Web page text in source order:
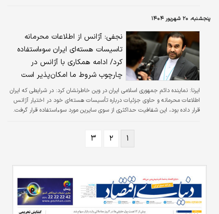
پنجشنبه، ۲۰ شهریور ۱۴۰۴
نجفی: آژانس از اطلاعات محرمانه
تاسیسات هسته‌ای ایران سوءاستفاده
کرد/ ادامه همکاری با آژانس در
چارچوب شروط ما امکان‌پذیر است
ایرنا: نماینده دائم جمهوری اسلامی ایران در وین خاطرنشان کرد: در شرایطی که ایران
اطلاعات محرمانه و حاوی جزئیات درباره تأسیسات هسته‌ای خود در اختیار آژانس
قرار داده بود، این شفافیت حداکثری از سوی سایرین مورد سوءاستفاده قرار گرفت.
۱ ۲ ۳